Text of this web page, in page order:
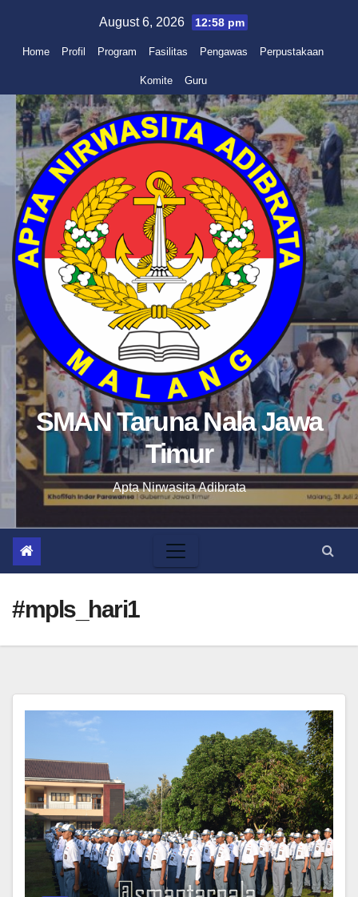
content
August 6, 2026 12:58 pm
Home Profil Program Fasilitas Pengawas Perpustakaan
Komite Guru
SMAN Taruna Nala Jawa
Timur
Apta Nirwasita Adibrata
#mpls_hari1